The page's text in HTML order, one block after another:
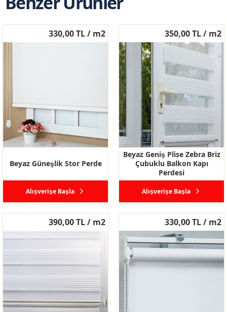
330,00 TL / m2
Beyaz Güneşlik Stor Perde
Alışverişe Başla
350,00 TL / m2
Beyaz Geniş Plise Zebra Briz
Çubuklu Balkon Kapı
Perdesi
Alışverişe Başla
390,00 TL / m2 330,00 TL / m2